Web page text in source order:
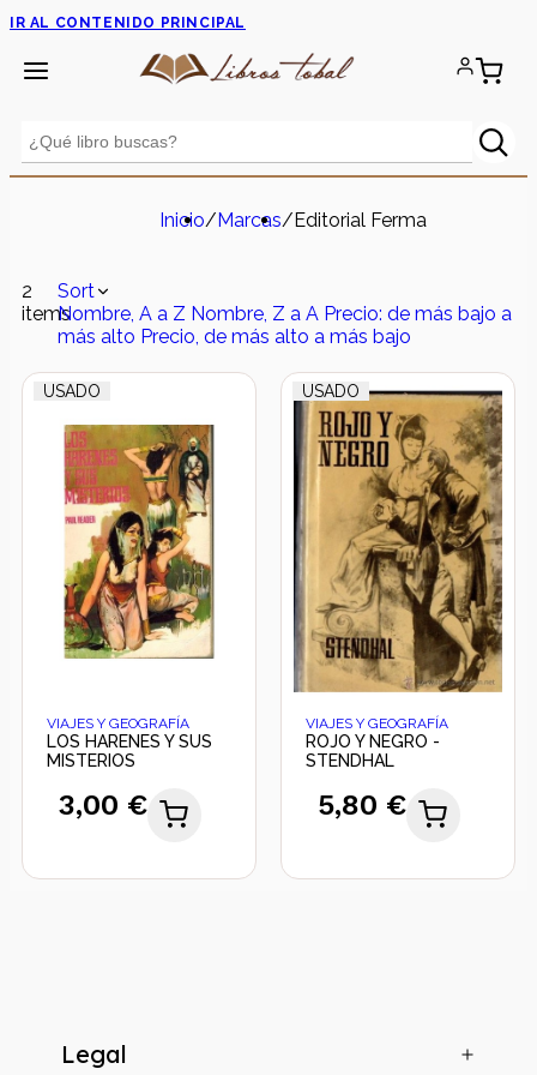
IR AL CONTENIDO PRINCIPAL
Inicio/Marcas/Editorial Ferma
2
items
Sort
Nombre, A a Z Nombre, Z a A Precio: de más bajo a
más alto Precio, de más alto a más bajo
USADO
VIAJES Y GEOGRAFÍA
LOS HARENES Y SUS
MISTERIOS
3,00 €
USADO
VIAJES Y GEOGRAFÍA
ROJO Y NEGRO -
STENDHAL
5,80 €
Legal